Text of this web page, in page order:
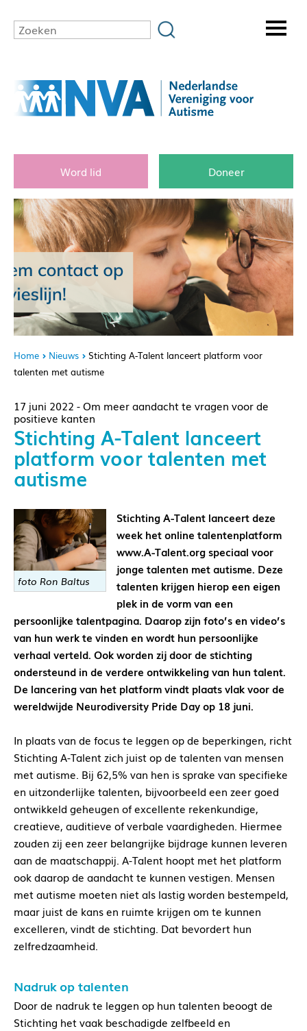
Word lid Doneer
Home Nieuws
Stichting A-Talent lanceert platform voor
talenten met autisme
17 juni 2022 - Om meer aandacht te vragen voor de
positieve kanten
Stichting A-Talent lanceert
platform voor talenten met
autisme
foto Ron Baltus
Stichting A-Talent lanceert deze
week het online talentenplatform
www.A-Talent.org speciaal voor
jonge talenten met autisme. Deze
talenten krijgen hierop een eigen
plek in de vorm van een
persoonlijke talentpagina. Daarop zijn foto’s en video’s
van hun werk te vinden en wordt hun persoonlijke
verhaal verteld. Ook worden zij door de stichting
ondersteund in de verdere ontwikkeling van hun talent.
De lancering van het platform vindt plaats vlak voor de
wereldwijde Neurodiversity Pride Day op 18 juni.
In plaats van de focus te leggen op de beperkingen, richt
Stichting A-Talent zich juist op de talenten van mensen
met autisme. Bij 62,5% van hen is sprake van specifieke
en uitzonderlijke talenten, bijvoorbeeld een zeer goed
ontwikkeld geheugen of excellente rekenkundige,
creatieve, auditieve of verbale vaardigheden. Hiermee
zouden zij een zeer belangrijke bijdrage kunnen leveren
aan de maatschappij. A-Talent hoopt met het platform
ook daarop de aandacht te kunnen vestigen. Mensen
met autisme moeten niet als lastig worden bestempeld,
maar juist de kans en ruimte krijgen om te kunnen
excelleren, vindt de stichting. Dat bevordert hun
zelfredzaamheid.
Nadruk op talenten
Door de nadruk te leggen op hun talenten beoogt de
Stichting het vaak beschadigde zelfbeeld en